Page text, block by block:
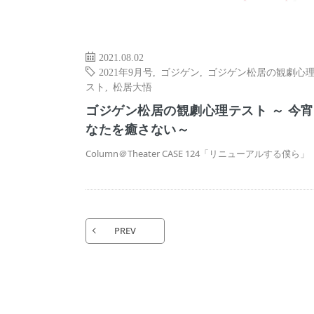
2021.08.02
2021年9月号
ゴジゲン
ゴジゲン松居の観劇心
スト
松居大悟
ゴジゲン松居の観劇心理テスト ～ 今
なたを癒さない～
Column＠Theater CASE 124「リニューアルする僕ら」
PREV